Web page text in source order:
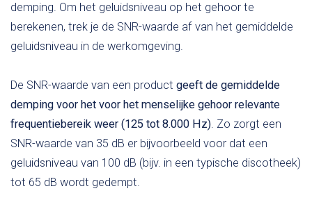
demping. Om het geluidsniveau op het gehoor te
berekenen, trek je de SNR-waarde af van het gemiddelde
geluidsniveau in de werkomgeving.
De SNR-waarde van een product geeft de gemiddelde
demping voor het voor het menselijke gehoor relevante
frequentiebereik weer (125 tot 8.000 Hz). Zo zorgt een
SNR-waarde van 35 dB er bijvoorbeeld voor dat een
geluidsniveau van 100 dB (bijv. in een typische discotheek)
tot 65 dB wordt gedempt.